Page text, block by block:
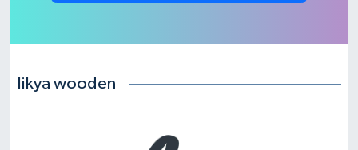
likya wooden